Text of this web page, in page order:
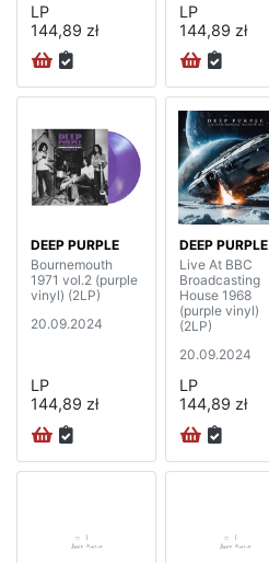
LP
144,89 zł
LP
144,89 zł
DEEP PURPLE
Bournemouth
1971 vol.2 (purple
vinyl) (2LP)
20.09.2024
LP
144,89 zł
DEEP PURPLE
Live At BBC
Broadcasting
House 1968
(purple vinyl)
(2LP)
20.09.2024
LP
144,89 zł